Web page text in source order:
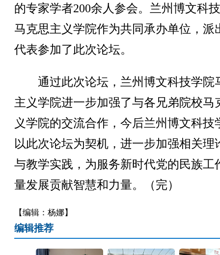
的专家学者200余人参会。兰州博文科
马克思主义学院作为共同承办单位，派
代表参加了此次论坛。
通过此次论坛，兰州博文科技学院
主义学院进一步加强了与各兄弟院校马
义学院的交流合作，今后兰州博文科技
以此次论坛为契机，进一步加强相关理
与教学实践，为服务新时代党的民族工
量发展贡献智慧和力量。（完）
【编辑：杨娜】
编辑推荐